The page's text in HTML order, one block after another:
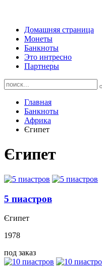
Домашняя страница
Монеты
Банкноты
Это интресно
Партнеры
Главная
Банкноты
Африка
Єгипет
Єгипет
5 пиастров
Єгипет
1978
под заказ